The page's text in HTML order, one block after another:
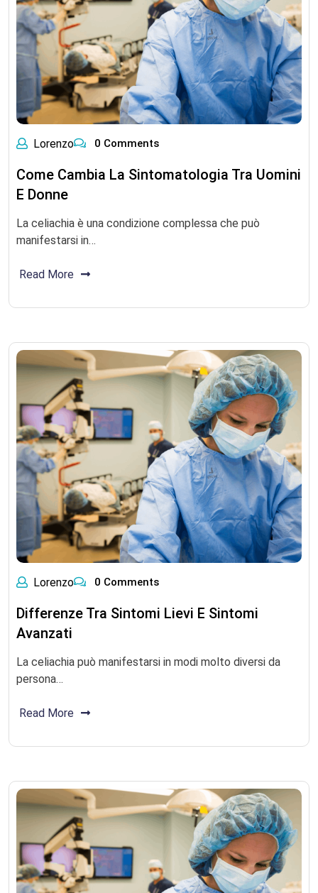
Lorenzo 0 Comments
Come Cambia La Sintomatologia Tra Uomini
E Donne
La celiachia è una condizione complessa che può
manifestarsi in…
Read More
Lorenzo 0 Comments
Differenze Tra Sintomi Lievi E Sintomi
Avanzati
La celiachia può manifestarsi in modi molto diversi da
persona…
Read More